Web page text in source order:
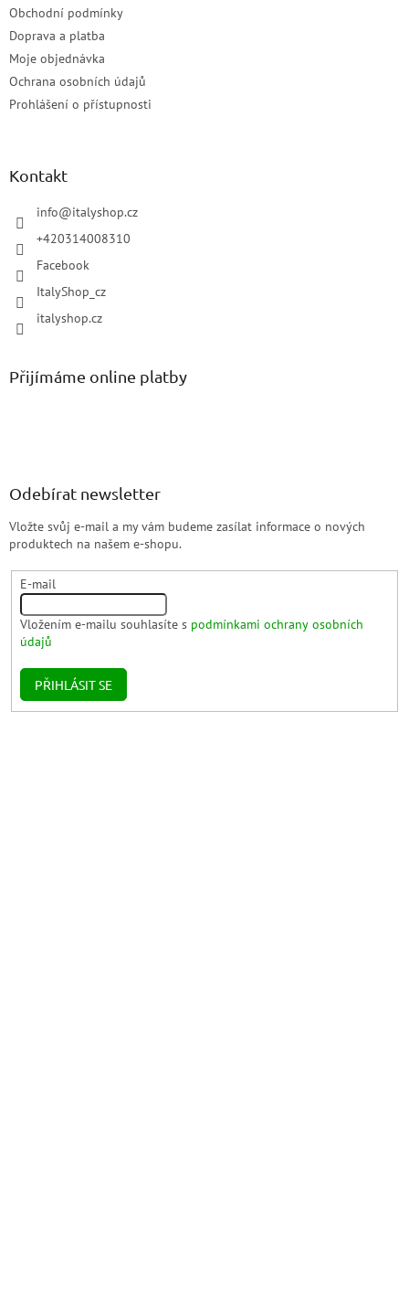
Obchodní podmínky
Doprava a platba
Moje objednávka
Ochrana osobních údajů
Prohlášení o přístupnosti
Kontakt
info@italyshop.cz
+420314008310
Facebook
ItalyShop_cz
italyshop.cz
Přijímáme online platby
Odebírat newsletter
Vložte svůj e-mail a my vám budeme zasílat informace o nových
produktech na našem e-shopu.
E-mail
Vložením e-mailu souhlasíte s podmínkami ochrany osobních
údajů
PŘIHLÁSIT SE